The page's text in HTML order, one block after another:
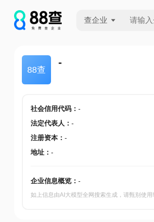
查企业
88查
-
社会信用代码： -
法定代表人 ： -
注册资本： -
地址： -
企业信息概览： -
如上信息由AI大模型全网搜索生成，请甄别使用!